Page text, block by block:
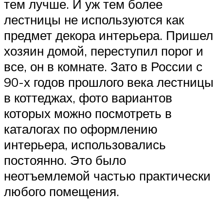
тем лучше. И уж тем более
лестницы не используются как
предмет декора интерьера. Пришел
хозяин домой, переступил порог и
все, он в комнате. Зато в России с
90-х годов прошлого века лестницы
в коттеджах, фото вариантов
которых можно посмотреть в
каталогах по оформлению
интерьера, использовались
постоянно. Это было
неотъемлемой частью практически
любого помещения.